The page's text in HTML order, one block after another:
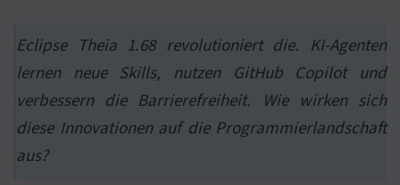
Eclipse Theia 1.68 revolutioniert die. KI-Agenten
lernen neue Skills, nutzen GitHub Copilot und
verbessern die Barrierefreiheit. Wie wirken sich
diese Innovationen auf die Programmierlandschaft
aus?